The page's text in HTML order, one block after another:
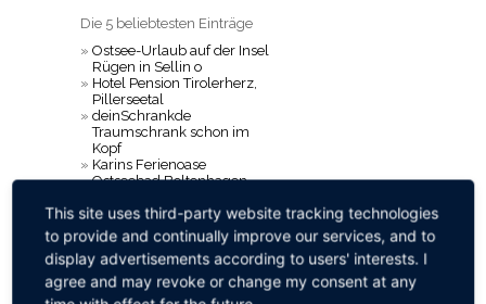
Die 5 beliebtesten Einträge
» Ostsee-Urlaub auf der Insel
Rügen in Sellin o
» Hotel Pension Tirolerherz,
Pillerseetal
» deinSchrankde
Traumschrank schon im
Kopf
» Karins Ferienoase
Ostseebad Boltenhagen
TOP-5 Liste Bewertungen
» Büro-Organisationsservice
G.G.
» unterkunft
This site uses third-party website tracking technologies
to provide and continually improve our services, and to
display advertisements according to users' interests. I
agree and may revoke or change my consent at any